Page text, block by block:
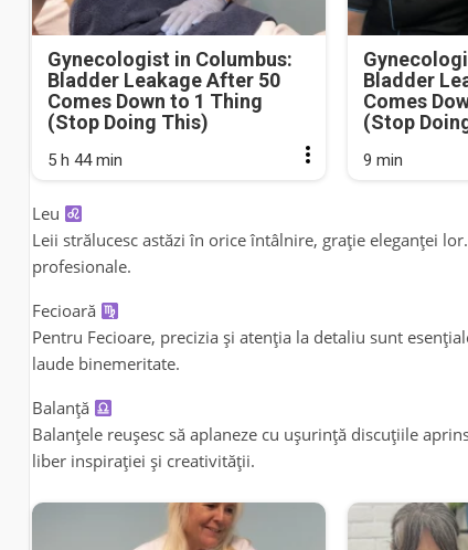
Gynecologist in Columbus:
Bladder Leakage After 50
Comes Down to 1 Thing
(Stop Doing This)
5 h 44 min
Bladder
Comes
(Stop
9 min
Leu
Leii strălucesc astăzi în orice întâlnire, grație eleganței
profesionale.
Fecioară
Pentru Fecioare, precizia și atenția la detaliu sunt
laude binemeritate.
Balanță
Balanțele reușesc să aplaneze cu ușurință discuțiile
liber inspirației și creativității.